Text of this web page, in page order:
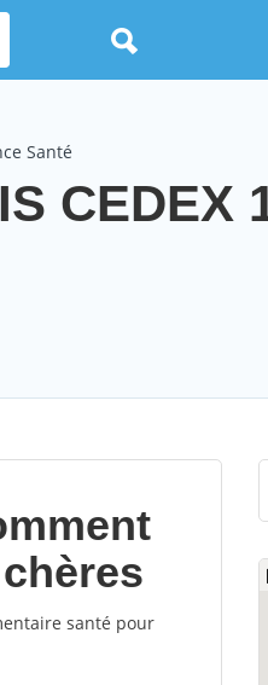
Santé
CEDEX
santé pour